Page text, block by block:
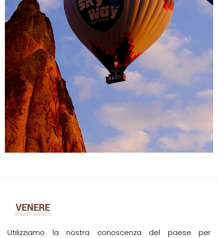
Utilizziamo la nostra conoscenza del paese per